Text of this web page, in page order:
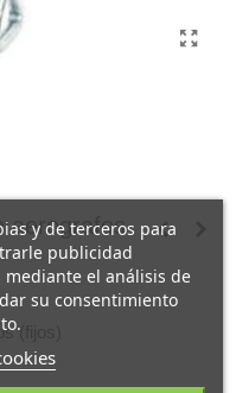
aerografos
(fijos)
y de terceros para
publicidad
el análisis de
su consentimiento